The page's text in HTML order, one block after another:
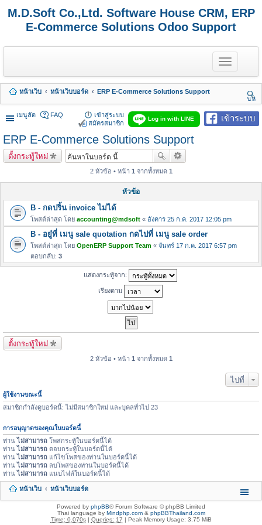
M.D.Soft Co.,Ltd. Software House CRM, ERP
E-Commerce Solutions Odoo Support
T
o
g
e
n
a
o
หน้าเว็บ หน้าเว็บบอร์ด
ERP E-Commerce Solutions Support
นห
า
เมนูลัด
เข้าระบบ
Log in with LINE
FAQ
เข้าสู่ระบบ
สมัครสมาชิก
ERP E-Commerce Solutions Support
ตั้งกระทู้ใหม่
2 หัวข้อ • หน้า 1 จากทั้งหมด 1
หัวข้อ
B - กดปริ้น invoice ไม่ได้
โพสต์ล่าสุด โดย accounting@mdsoft « อังคาร 25 ก.ค. 2017 12:05 pm
B - อยู๋ที่ เมนู sale quotation กดไปที่ เมนู sale order
โพสต์ล่าสุด โดย OpenERP Support Team « จันทร์ 17 ก.ค. 2017 6:57 pm
ตอบกลับ: 3
แสดงกระทู้จาก:
เรียงตาม
ตั้งกระทู้ใหม่
2 หัวข้อ • หน้า 1 จากทั้งหมด 1
ไปที่
ผู้ใช้งานขณะนี้
สมาชิกกำลังดูบอร์ดนี้: ไม่มีสมาชิกใหม่ และบุคลทั่วไป 23
การอนุญาตของคุณในบอร์ดนี้
ท่านไม่สามารถ โพสกระทู้ในบอร์ดนี้ได้
ท่านไม่สามารถ ตอบกระทู้ในบอร์ดนี้ได้
ท่านไม่สามารถ แก้ไขโพสของท่านในบอร์ดนี้ได้
ท่านไม่สามารถ ลบโพสของท่านในบอร์ดนี้ได้
ท่านไม่สามารถ แนบไฟล์ในบอร์ดนี้ได้
หน้าเว็บ หน้าเว็บบอร์ด
Powered by phpBB® Forum Software © phpBB Limited
Thai language by Mindphp.com& phpBBThailand.com
Time: 0.070s| Queries: 17 | Peak Memory Usage: 3.75 MiB